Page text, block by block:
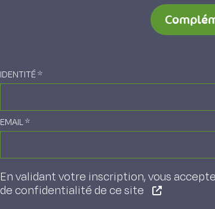
IDENTITÉ*
EMAIL*
En validant votre inscription, vous
de confidentialité de ce site